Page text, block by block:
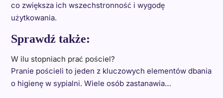
co zwiększa ich wszechstronność i wygodę
użytkowania.
Sprawdź także:
W ilu stopniach prać pościel?
Pranie pościeli to jeden z kluczowych elementów dbania
o higienę w sypialni. Wiele osób zastanawia…